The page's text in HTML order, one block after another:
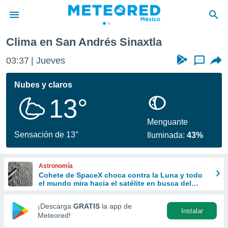
de
ha sido
calidad.
a este
las
y
forma
digital
basada
Clima en San Andrés Sinaxtla
03:37 Jueves ...
Nubes y claros
13°
Sensación de 13°
Menguante
Iluminada:43%
Astronomía
Cohete de SpaceX choca contra la Luna y todo
el mundo mira hacia el satélite en busca del
¡Descarga GRATIS la app de
Meteored!
Instalar